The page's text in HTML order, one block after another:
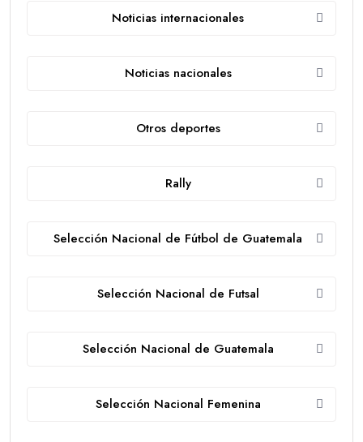
Noticias internacionales
Noticias nacionales
Otros deportes
Rally
Selección Nacional de Fútbol de Guatemala
Selección Nacional de Futsal
Selección Nacional de Guatemala
Selección Nacional Femenina